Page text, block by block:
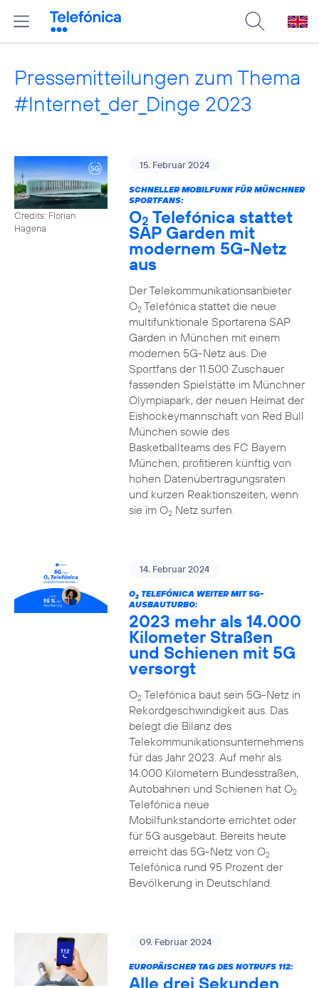
Pressemitteilungen zum Thema
#Internet_der_Dinge 2023
Credits: Florian
Hagena
15. Februar 2024
SCHNELLER MOBILFUNK FÜR MÜNCHNER
SPORTFANS:
O2 Telefónica stattet
SAP Garden mit
modernem 5G-Netz
aus
Der Telekommunikationsanbieter
O2Telefónica stattet die neue
multifunktionale Sportarena SAP
Garden in München mit einem
modernen 5G-Netz aus. Die
Sportfans der 11.500 Zuschauer
fassenden Spielstätte im Münchner
Olympiapark, der neuen Heimat der
Eishockeymannschaft von Red Bull
München sowie des
Basketballteams des FC Bayern
München, profitieren künftig von
hohen Datenübertragungsraten
und kurzen Reaktionszeiten, wenn
sie im O2Netz surfen.
14. Februar 2024
O2TELEFÓNICA WEITER MIT 5G-
AUSBAUTURBO:
2023 mehr als 14.000
Kilometer Straßen
und Schienen mit 5G
versorgt
O2Telefónica baut sein 5G-Netz in
Rekordgeschwindigkeit aus. Das
belegt die Bilanz des
Telekommunikationsunternehmens
für das Jahr 2023. Auf mehr als
14.000 Kilometern Bundesstraßen,
Autobahnen und Schienen hat O2
Telefónica neue
Mobilfunkstandorte errichtet oder
für 5G ausgebaut. Bereits heute
erreicht das 5G-Netz von O2
Telefónica rund 95 Prozent der
Bevölkerung in Deutschland.
09. Februar 2024
EUROPÄISCHER TAG DES NOTRUFS 112:
Alle drei Sekunden